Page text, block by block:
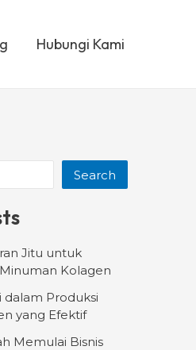
Hubungi Kami
Search
Jitu untuk
Kolagen
dalam Produksi
yang Efektif
Memulai Bisnis